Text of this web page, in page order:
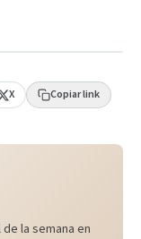
X Copiar link
la semana en